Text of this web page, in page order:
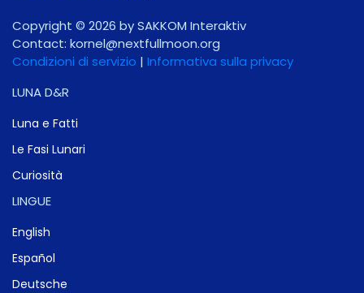
Copyright © 2026 by SAKKOM Interaktiv
Contact: gro.noomlluftxen@lenrok
Condizioni di servizio | Informativa sulla privacy
LUNA D&R
Luna e Fatti
Le Fasi Lunari
Curiosità
LINGUE
English
Español
Deutsche